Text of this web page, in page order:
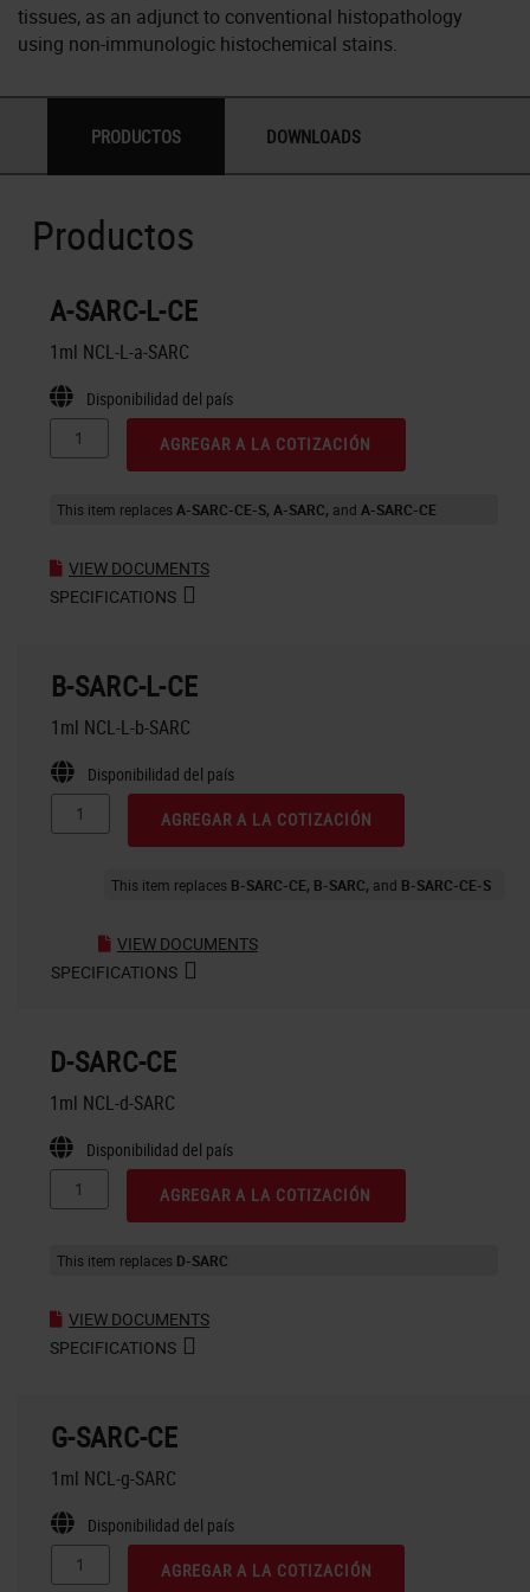
tissues, as an adjunct to conventional histopathology
using non-immunologic histochemical stains.
PRODUCTOS DOWNLOADS
Productos
A-SARC-L-CE
1ml NCL-L-a-SARC
Disponibilidad del país
AGREGAR A LA COTIZACIÓN
This item replaces A-SARC-CE-S A-SARC A-SARC-CE
VIEW DOCUMENTS
SPECIFICATIONS
B-SARC-L-CE
1ml NCL-L-b-SARC
Disponibilidad del país
AGREGAR A LA COTIZACIÓN
This item replaces B-SARC-CE B-SARC B-SARC-CE-S
VIEW DOCUMENTS
SPECIFICATIONS
D-SARC-CE
1ml NCL-d-SARC
Disponibilidad del país
AGREGAR A LA COTIZACIÓN
This item replaces D-SARC
VIEW DOCUMENTS
SPECIFICATIONS
G-SARC-CE
1ml NCL-g-SARC
Disponibilidad del país
AGREGAR A LA COTIZACIÓN